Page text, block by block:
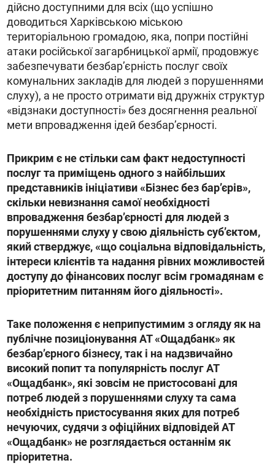
дійсно доступними для всіх (що успішно
доводиться Харківською міською
територіальною громадою, яка, попри постійні
атаки російської загарбницької армії, продовжує
забезпечувати безбарʼєрність послуг своїх
комунальних закладів для людей з порушеннями
слуху), а не просто отримати від дружніх структур
«відзнаки доступності» без досягнення реальної
мети впровадження ідей безбарʼєрності.
Прикрим є не стільки сам факт недоступності
послуг та приміщень одного з найбільших
представників ініціативи «Бізнес без барʼєрів»,
скільки невизнання самої необхідності
впровадження безбарʼєрності для людей з
порушеннями слуху у свою діяльність субʼєктом,
який стверджує, «що соціальна відповідальність,
інтереси клієнтів та надання рівних можливостей
доступу до фінансових послуг всім громадянам є
пріоритетним питанням його діяльності».
Таке положення є неприпустимим з огляду як на
публічне позиціонування АТ «Ощадбанк» як
безбарʼєрного бізнесу, так і на надзвичайно
високий попит та популярність послуг АТ
«Ощадбанк», які зовсім не пристосовані для
потреб людей з порушеннями слуху та сама
необхідність пристосування яких для потреб
нечуючих, судячи з офіційних відповідей АТ
«Ощадбанк» не розглядається останнім як
пріоритетна.